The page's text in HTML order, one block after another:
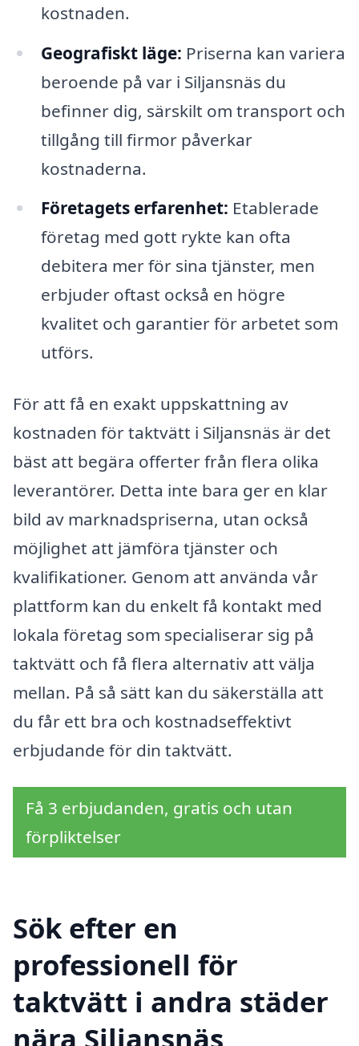
kostnaden.
Geografiskt läge: Priserna kan variera
beroende på var i Siljansnäs du
befinner dig, särskilt om transport och
tillgång till firmor påverkar
kostnaderna.
Företagets erfarenhet: Etablerade
företag med gott rykte kan ofta
debitera mer för sina tjänster, men
erbjuder oftast också en högre
kvalitet och garantier för arbetet som
utförs.
För att få en exakt uppskattning av
kostnaden för taktvätt i Siljansnäs är det
bäst att begära offerter från flera olika
leverantörer. Detta inte bara ger en klar
bild av marknadspriserna, utan också
möjlighet att jämföra tjänster och
kvalifikationer. Genom att använda vår
plattform kan du enkelt få kontakt med
lokala företag som specialiserar sig på
taktvätt och få flera alternativ att välja
mellan. På så sätt kan du säkerställa att
du får ett bra och kostnadseffektivt
erbjudande för din taktvätt.
Få 3 erbjudanden, gratis och utan
förpliktelser
Sök efter en
professionell för
taktvätt i andra städer
nära Siljansnäs